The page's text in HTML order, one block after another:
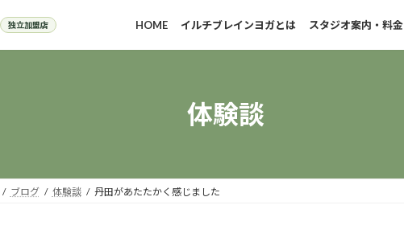
HOME イルチブレインヨガとは スタジオ案内・料金
体験談
ブログ 体験談 丹田があたたかく感じました